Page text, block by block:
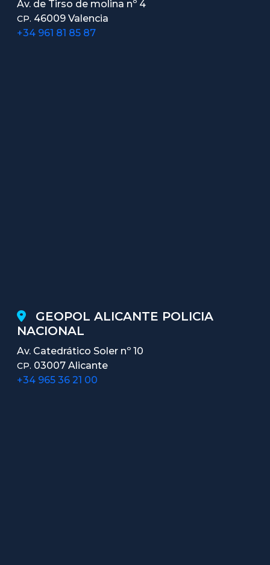
Av. de Tirso de molina nº 4
CP. 46009 Valencia
+34 961 81 85 87
GEOPOL ALICANTE POLICIA
NACIONAL
Av. Catedrático Soler nº 10
CP. 03007 Alicante
+34 965 36 21 00